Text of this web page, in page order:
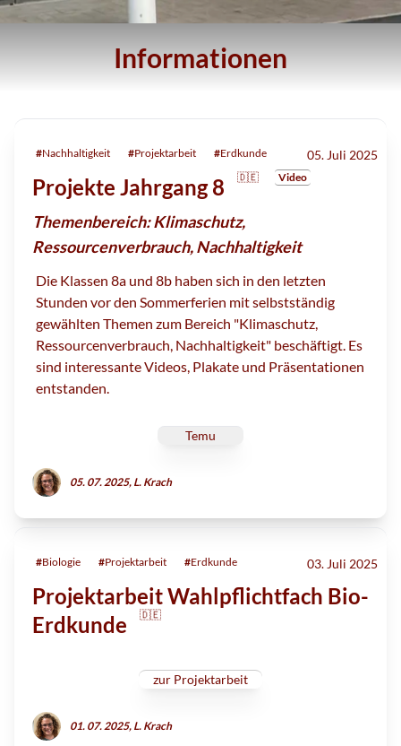
Informationen
#Nachhaltigkeit #Projektarbeit #Erdkunde 05. Juli 2025
Projekte Jahrgang 8 🇩🇪 Video
Themenbereich: Klimaschutz,
Ressourcenverbrauch, Nachhaltigkeit
Die Klassen 8a und 8b haben sich in den letzten
Stunden vor den Sommerferien mit selbstständig
gewählten Themen zum Bereich "Klimaschutz,
Ressourcenverbrauch, Nachhaltigkeit" beschäftigt. Es
sind interessante Videos, Plakate und Präsentationen
entstanden.
Temu
05. 07. 2025, L. Krach
#Biologie #Projektarbeit #Erdkunde 03. Juli 2025
Projektarbeit Wahlpflichtfach Bio-
Erdkunde
🇩🇪
zur Projektarbeit
01. 07. 2025, L. Krach